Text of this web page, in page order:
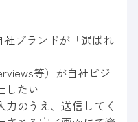
ブランドが「選ばれ
等）が自社ビジ
したい
のうえ、送信してく